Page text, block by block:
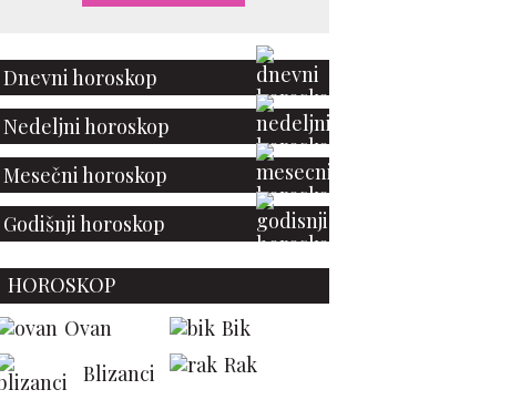
Dnevni horoskop
Nedeljni horoskop
Mesečni horoskop
Godišnji horoskop
HOROSKOP
Ovan
Bik
Blizanci
Rak